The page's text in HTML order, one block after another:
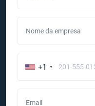
Nome da empresa
+1
Email